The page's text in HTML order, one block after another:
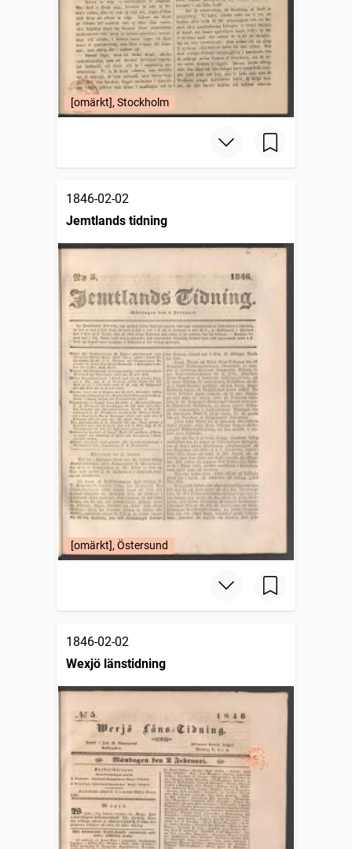
[omärkt], Stockholm
1846-02-02
Jemtlands tidning
[omärkt], Östersund
1846-02-02
Wexjö länstidning